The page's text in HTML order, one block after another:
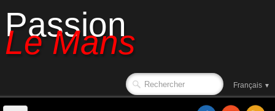
Passion
Le Mans
Français ▼